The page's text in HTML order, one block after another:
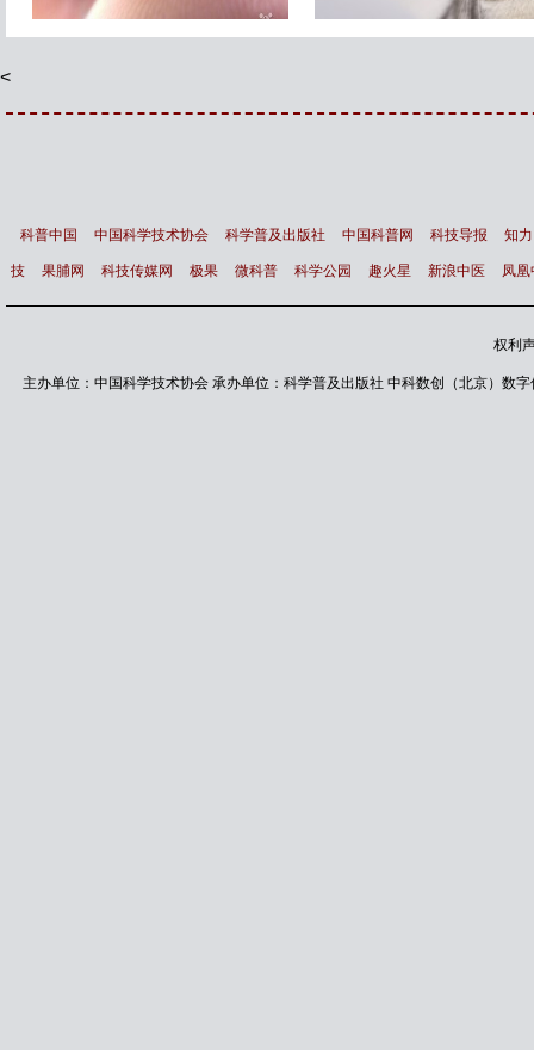
<
科普中国 中国科学技术协会 科学普及出版社 中国科普网 科技导报 知
技 果脯网 科技传媒网 极果 微科普 科学公园 趣火星 新浪中医 凤凰
权利
主办单位：中国科学技术协会 承办单位：科学普及出版社 中科数创（北京）数